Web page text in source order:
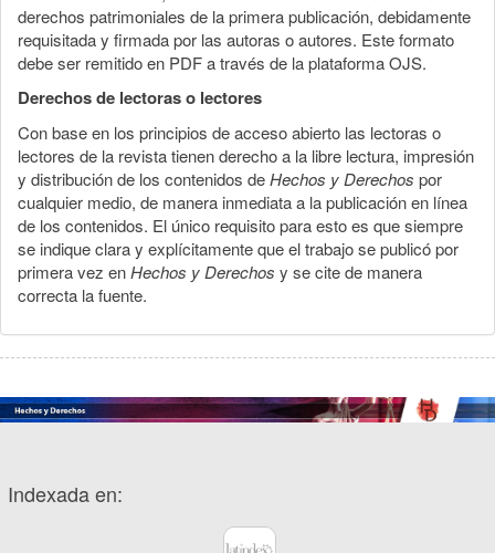
derechos patrimoniales de la primera publicación, debidamente
requisitada y firmada por las autoras o autores. Este formato
debe ser remitido en PDF a través de la plataforma OJS.
Derechos de lectoras o lectores
Con base en los principios de acceso abierto las lectoras o
lectores de la revista tienen derecho a la libre lectura, impresión
y distribución de los contenidos deHechos y Derechos por
cualquier medio, de manera inmediata a la publicación en línea
de los contenidos. El único requisito para esto es que siempre
se indique clara y explícitamente que el trabajo se publicó por
primera vez enHechos y Derechos y se cite de manera
correcta la fuente.
Indexada en: